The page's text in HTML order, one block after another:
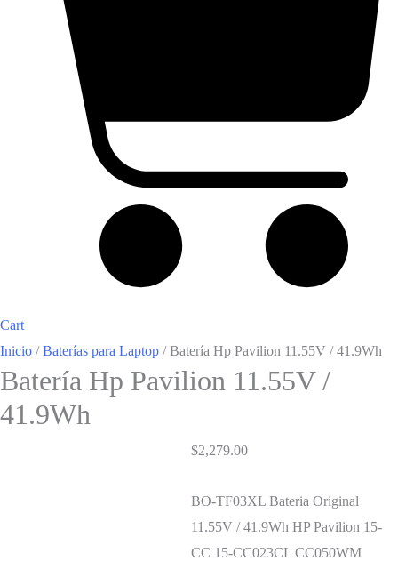
Cart
Inicio /Baterías para Laptop / Batería Hp Pavilion 11.55V / 41.9Wh
Batería Hp Pavilion 11.55V /
41.9Wh
$2,279.00
BO-TF03XL Bateria Original
11.55V / 41.9Wh HP Pavilion 15-
CC 15-CC023CL CC050WM